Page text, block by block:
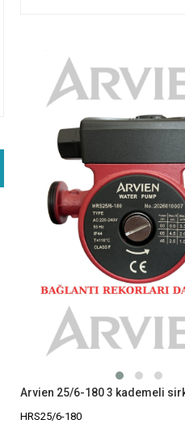
HRS25/6-180